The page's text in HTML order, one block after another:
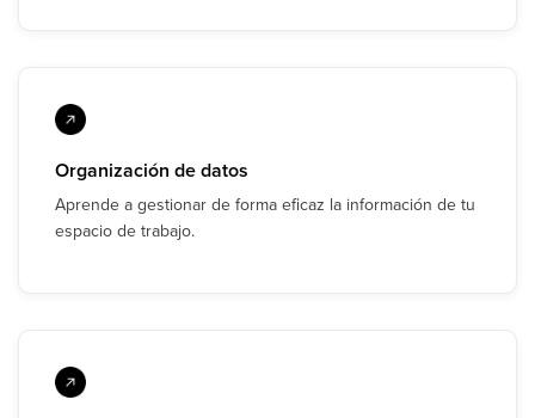
Organización de datos
Aprende a gestionar de forma eficaz la información de tu
espacio de trabajo.